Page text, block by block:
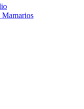
Mamarios